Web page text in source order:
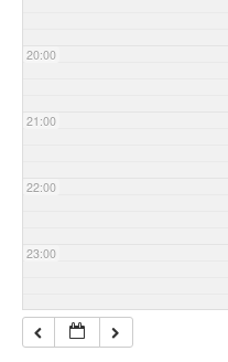
20:00
21:00
22:00
23:00